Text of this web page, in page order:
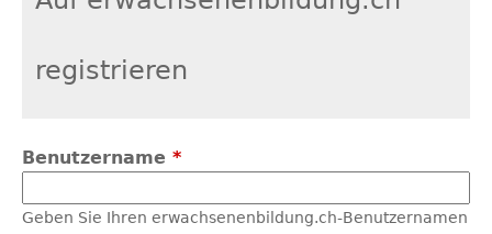
registrieren
Benutzername *
Geben Sie Ihren erwachsenenbildung.ch-Benutzernamen